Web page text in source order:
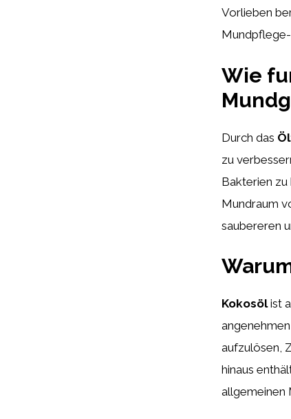
Vorlieben
Wie
Durch das
zu
Bakterien zu
Mundraum
saubereren
Kokosölist
aufzulösen,
hinaus
allgemeinen